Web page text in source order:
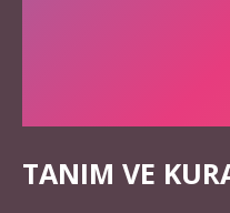
TANIM VE